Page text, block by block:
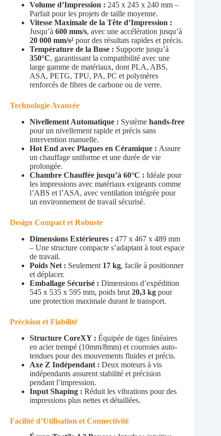
Volume d’Impression : 245 x 245 x 240 mm –
Parfait pour les projets de taille moyenne.
Vitesse Maximale de la Tête d’Impression :
Jusqu’à 600 mm/s, avec une accélération jusqu’à
20 000 mm/s² pour des résultats rapides et précis.
Température de la Buse : Supporte jusqu’à
350°C, garantissant la compatibilité avec une
large gamme de matériaux, dont PLA, ABS,
ASA, PETG, TPU, PA, PC et polymères
renforcés de fibres de carbone ou de verre.
Technologie Avancée
Nivellement Automatique : Système hands-free
pour un nivellement rapide et précis sans
intervention manuelle.
Hot End avec Plaques en Céramique : Assure
un chauffage uniforme et une durée de vie
prolongée.
Chambre Chauffée jusqu’à 60°C : Idéale pour
les impressions avec matériaux exigeants comme
l’ABS et l’ASA, avec ventilation intégrée pour
un environnement de travail sécurisé.
Design Compact et Robuste
Dimensions Extérieures : 477 x 467 x 489 mm
– Une structure compacte s’adaptant à tout espace
de travail.
Poids Net : Seulement 17 kg, facile à positionner
et déplacer.
Emballage Sécurisé : Dimensions d’expédition
545 x 535 x 595 mm, poids brut 20,3 kg pour
une protection maximale durant le transport.
Précision et Fiabilité
Structure CoreXY : Équipée de tiges linéaires
en acier trempé (10mm/8mm) et courroies auto-
tendues pour des mouvements fluides et précis.
Axe Z Indépendant : Deux moteurs à vis
indépendants assurent stabilité et précision
pendant l’impression.
Input Shaping : Réduit les vibrations pour des
impressions plus nettes et détaillées.
Facilité d’Utilisation et Connectivité